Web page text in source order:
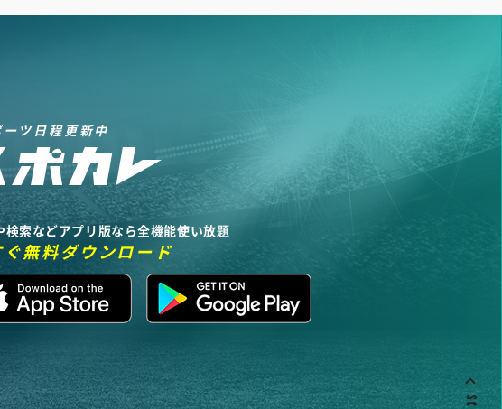
ーツ日程更新中
検索などアプリ版なら全機能使い放題
ぐ無料ダウンロード